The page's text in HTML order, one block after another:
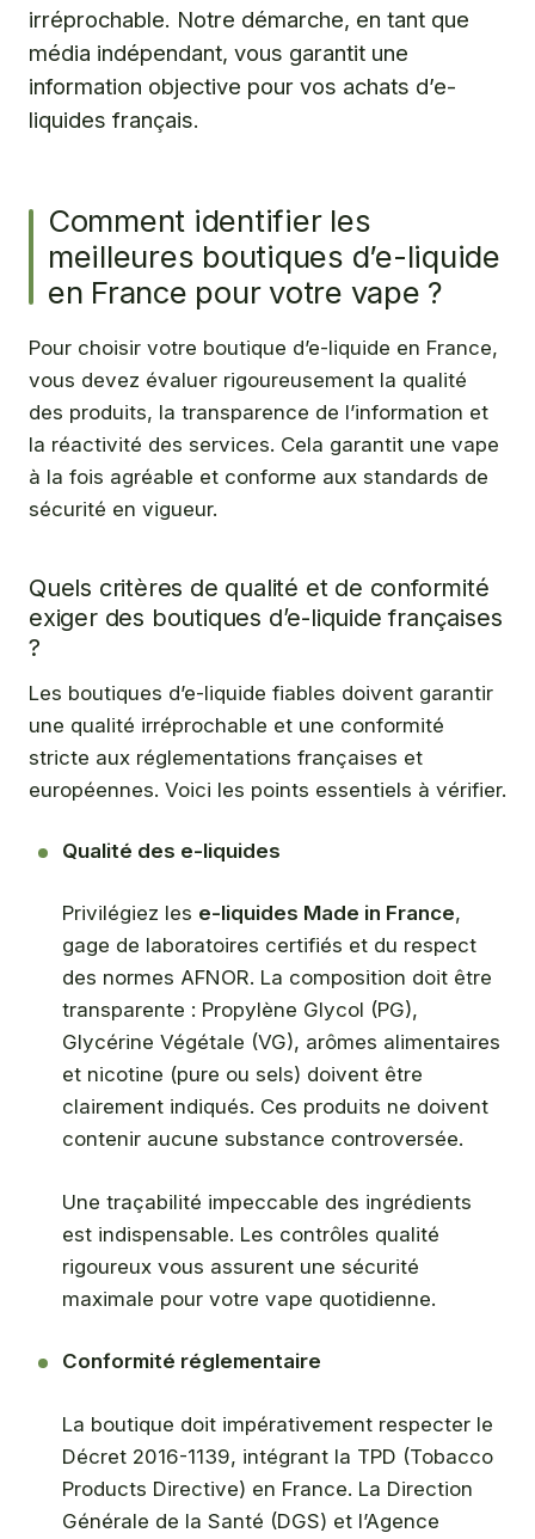
irréprochable. Notre démarche, en tant que
média indépendant, vous garantit une
information objective pour vos achats d’e-
liquides français.
Comment identifier les
meilleures boutiques d’e-liquide
en France pour votre vape ?
Pour choisir votre boutique d’e-liquide en France,
vous devez évaluer rigoureusement la qualité
des produits, la transparence de l’information et
la réactivité des services. Cela garantit une vape
à la fois agréable et conforme aux standards de
sécurité en vigueur.
Quels critères de qualité et de conformité
exiger des boutiques d’e-liquide françaises
?
Les boutiques d’e-liquide fiables doivent garantir
une qualité irréprochable et une conformité
stricte aux réglementations françaises et
européennes. Voici les points essentiels à vérifier.
Qualité des e-liquides
Privilégiez les e-liquides Made in France,
gage de laboratoires certifiés et du respect
des normes AFNOR. La composition doit être
transparente : Propylène Glycol (PG),
Glycérine Végétale (VG), arômes alimentaires
et nicotine (pure ou sels) doivent être
clairement indiqués. Ces produits ne doivent
contenir aucune substance controversée.
Une traçabilité impeccable des ingrédients
est indispensable. Les contrôles qualité
rigoureux vous assurent une sécurité
maximale pour votre vape quotidienne.
Conformité réglementaire
La boutique doit impérativement respecter le
Décret 2016-1139, intégrant la TPD (Tobacco
Products Directive) en France. La Direction
Générale de la Santé (DGS) et l’Agence